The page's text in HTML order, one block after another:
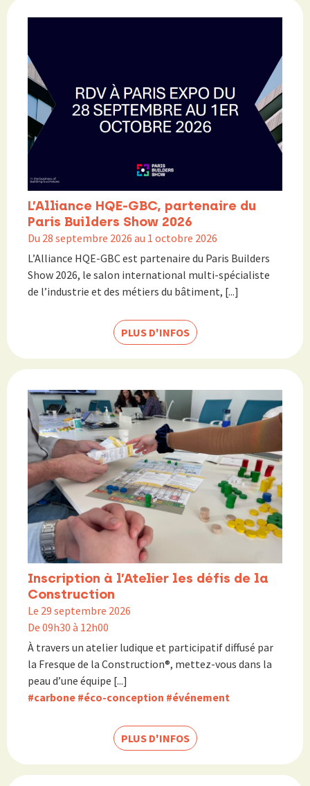
L’Alliance HQE-GBC, partenaire du
Paris Builders Show 2026
Du 28 septembre 2026 au 1 octobre 2026
L’Alliance HQE-GBC est partenaire du Paris Builders
Show 2026, le salon international multi-spécialiste
de l’industrie et des métiers du bâtiment, [...]
PLUS D'INFOS
Inscription à l’Atelier les défis de la
Construction
Le 29 septembre 2026
De 09h30 à 12h00
À travers un atelier ludique et participatif diffusé par
la Fresque de la Construction®, mettez-vous dans la
peau d’une équipe [...]
#carbone #éco-conception #événement
PLUS D'INFOS